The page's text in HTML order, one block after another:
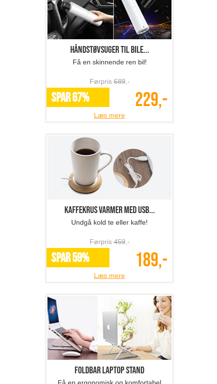
Håndstøvsuger til bile...
Få en skinnende ren bil!
Førpris689,-
SPAR 67% 229,-
Læs mere
Kaffekrus varmer med USB...
Undgå kold te eller kaffe!
Førpris459,-
SPAR 59% 189,-
Læs mere
Foldbar laptop stand